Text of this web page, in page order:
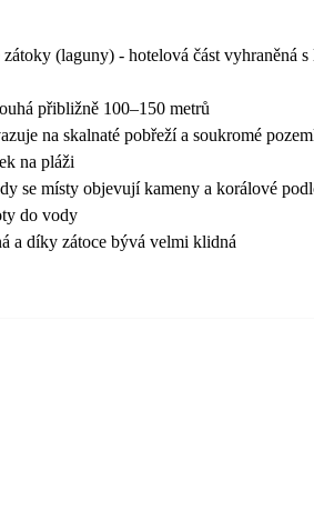
zátoky (laguny) - hotelová část vyhraněná s
přibližně 100–150 metrů
na skalnaté pobřeží a soukromé
na pláži
se místy objevují kameny a korálové
do vody
a díky zátoce bývá velmi klidná